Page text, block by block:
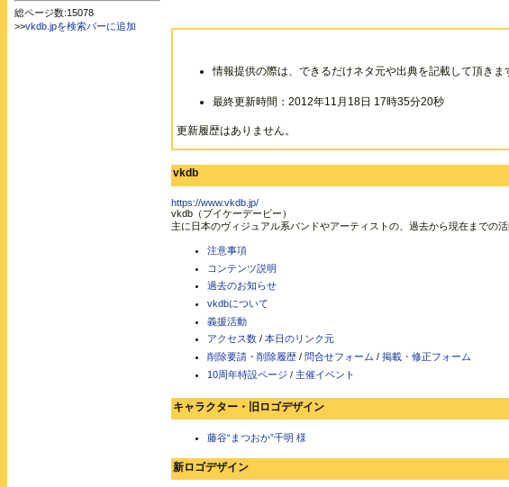
情報提供の際は、できるだけネタ元や出典を記載して頂き
最終更新時間：2012年11月18日 17時35分20秒
更新履歴はありません。
vkdb
https://www.vkdb.jp/
vkdb（ブイケーデービー）
主に日本のヴィジュアル系バンドやアーティストの、過去から現在までの活
注意事項
コンテンツ説明
過去のお知らせ
vkdbについて
義援活動
アクセス数 / 本日のリンク元
削除要請・削除履歴 / 問合せフォーム / 掲載・修正フォーム
10周年特設ページ / 主催イベント
キャラクター・旧ロゴデザイン
藤谷“まつおか”千明 様
新ロゴデザイン
総ページ数:15078
>>vkdb.jpを検索バーに追加